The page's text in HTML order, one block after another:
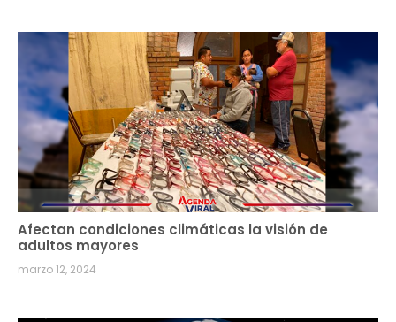
Afectan condiciones climáticas la visión de
adultos mayores
marzo 12, 2024